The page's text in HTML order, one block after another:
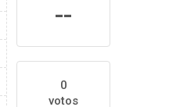
--
0
votos